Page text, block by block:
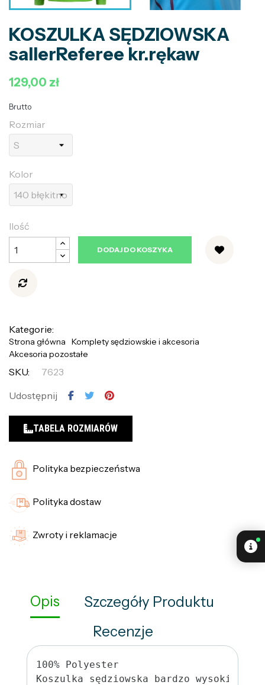
KOSZULKA SĘDZIOWSKA
sallerReferee kr.rękaw
129,00 zł
Brutto
Rozmiar
Kolor
Ilość
DODAJ DO KOSZYKA
Kategorie:
Strona główna
Komplety sędziowskie i akcesoria
Akcesoria pozostałe
SKU:
7623
Udostępnij
TABELA ROZMIARÓW
Polityka bezpieczeństwa
Polityka dostaw
Zwroty i reklamacje
Opis
Szczegóły Produktu
Recenzje
100% Polyester
Koszulka sędziowska bardzo wysokiej